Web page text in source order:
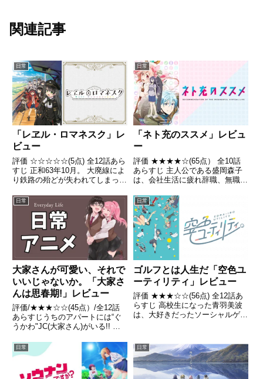
関連記事
日常
「レヱル・ロマネスク」レ
ビュー
評価 ☆☆☆☆☆(5点) 全12話あら
すじ 正和63年10月。 大廃線によ
り鉄路の殆どが失われてしまった
一夜市。引用- Wikipedia
日常
「ネト充のススメ」レビュ
ー
評価 ★★★★☆(65点） 全10話
あらすじ 主人公である盛岡森子
は、会社生活に疲れ辞職、無職生
が考えたのは、「2.5次元の充実
生活」すなわち現実世界では無職
でコンビニに行くのも躊躇する引
きこもりニートが、ネッ...
日常
大家さんが可愛い、それで
いいじゃないか。「大家さ
んは思春期!」レビュー
評価/★★★☆☆(45点）/全12話
あらすじうちのアパートには“ぐ
うかわ"JC(大家さん)がいる!! 就
で一人暮らしを始めた前田さん
と、そのアパートの女子中学生・
大家さんとの日常を描くピュアほ
っこり(ハートマー...
日常
ゴルフとは人生だ「空色ユ
ーティリティ」レビュー
評価 ★★★☆☆(56点) 全12話あ
らすじ 高校生になった青羽美波
は、大好きだったソーシャルゲー
す 引用- Wikipedia
日常 日常